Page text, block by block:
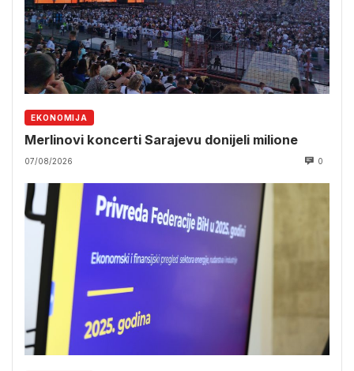
EKONOMIJA
Merlinovi koncerti Sarajevu donijeli milione
07/08/2026 0